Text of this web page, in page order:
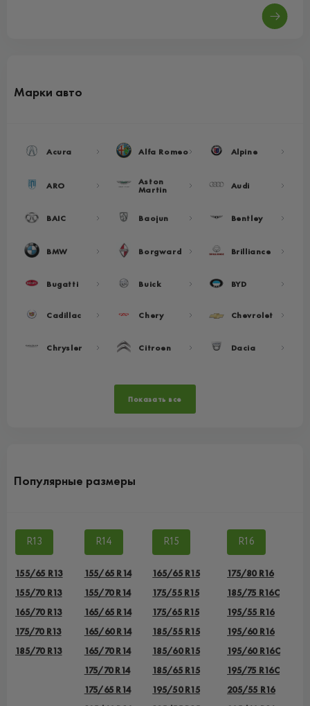
Марки авто
Acura Alfa Romeo Alpine
ARO Aston
Martin Audi
BAIC Baojun Bentley
BMW Borgward Brilliance
Bugatti Buick BYD
Cadillac Chery Chevrolet
Chrysler Citroen Dacia
Показать все
Популярные размеры
R13
155/65 R13
155/70 R13
165/70 R13
175/70 R13
185/70 R13
R14
155/65 R14
155/70 R14
165/65 R14
165/60 R14
165/70 R14
175/70 R14
175/65 R14
R15
165/65 R15
175/55 R15
175/65 R15
185/55 R15
185/60 R15
185/65 R15
195/50 R15
R16
175/80 R16
185/75 R16C
195/55 R16
195/60 R16
195/60 R16C
195/75 R16C
205/55 R16